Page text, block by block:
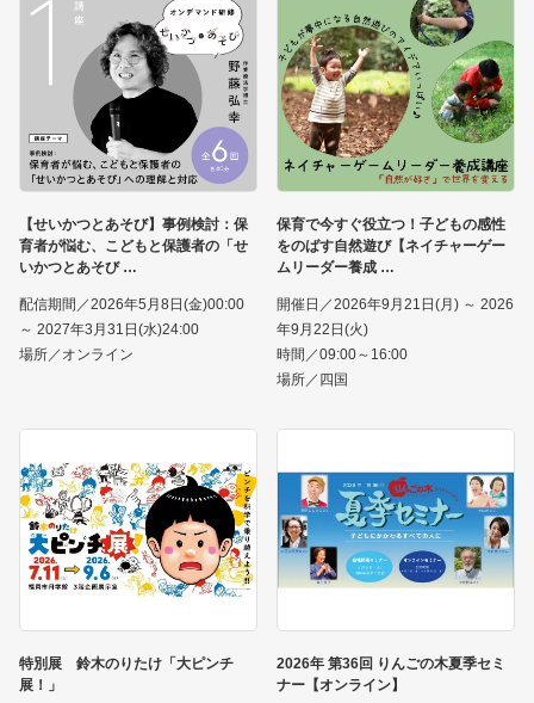
【せいかつとあそび】事例検討：保
育者が悩む、こどもと保護者の「せ
いかつとあそび
配信期間／2026年5月8日(金)00:00
～ 2027年3月31日(水)24:00
場所／オンライン
保育で今すぐ役立つ！子どもの感性
をのばす自然遊び【ネイチャーゲー
ムリーダー養成
開催日／2026年9月21日(月) ～ 2026
年9月22日(火)
時間／09:00～16:00
場所／四国
特別展 鈴木のりたけ「大ピンチ
展！」
2026年 第36回 りんごの木夏季セミ
ナー【オンライン】